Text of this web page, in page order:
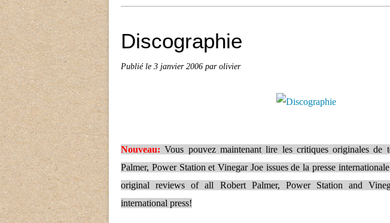
Discographie
Publié le 3 janvier 2006 par olivier
Nouveau: Vous pouvez maintenant lire les critiques originales de
Palmer, Power Station et Vinegar Joe issues de la presse
original reviews of all Robert Palmer, Power Station and
international press!